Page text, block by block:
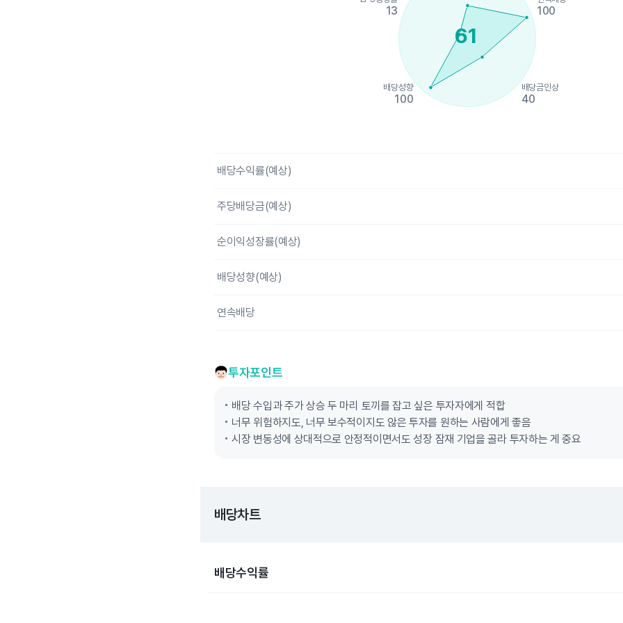
61
100
배당금인상
40
배당성향
100
13
배당수익률(예상)
주당배당금(예상)
순이익성장률(예상)
배당성향(예상)
연속배당
투자포인트
배당 수입과 주가 상승 두 마리 토끼를 잡고 싶은 투자자에게 적합
너무 위험하지도, 너무 보수적이지도 않은 투자를 원하는 사람에게 좋음
시장 변동성에 상대적으로 안정적이면서도 성장 잠재 기업을 골라 투자하는 게 중요
배당차트
배당수익률